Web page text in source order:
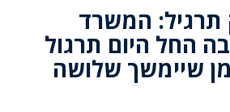
המשרד
החל היום תרגול
שיימשך שלושה